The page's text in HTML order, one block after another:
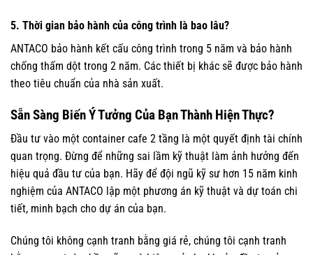
5. Thời gian bảo hành của công trình là bao lâu?
ANTACO bảo hành kết cấu công trình trong 5 năm và bảo hành
chống thấm dột trong 2 năm. Các thiết bị khác sẽ được bảo hành
theo tiêu chuẩn của nhà sản xuất.
Sẵn Sàng Biến Ý Tưởng Của Bạn Thành Hiện Thực?
Đầu tư vào một container cafe 2 tầng là một quyết định tài chính
quan trọng. Đừng để những sai lầm kỹ thuật làm ảnh hưởng đến
hiệu quả đầu tư của bạn. Hãy để đội ngũ kỹ sư hơn 15 năm kinh
nghiệm của ANTACO lập một phương án kỹ thuật và dự toán chi
tiết, minh bạch cho dự án của bạn.
Chúng tôi không cạnh tranh bằng giá rẻ, chúng tôi cạnh tranh